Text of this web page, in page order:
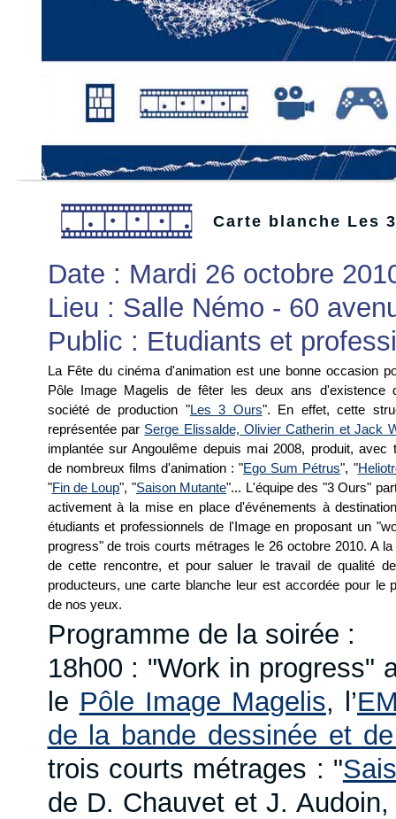
Carte blanche Les
Date : Mardi 26 octobre
Lieu : Salle Némo - 60
Public : Etudiants et
La Fête du cinéma d'animation est une bonne occasion
Pôle Image Magelis de fêter les deux ans d'existence
société de production "Les 3 Ours". En effet, cette
représentée par Serge Elissalde, Olivier Catherin et Jack
implantée sur Angoulême depuis mai 2008, produit, avec
de nombreux films d'animation : "Ego Sum Pétrus", "
"Fin de Loup", "Saison Mutante"... L'équipe des "3 Ours"
activement à la mise en place d'événements à
étudiants et professionnels de l'Image en proposant un
progress" de trois courts métrages le 26 octobre 2010. A la
de cette rencontre, et pour saluer le travail de qualité
producteurs, une carte blanche leur est accordée pour le
de nos yeux.
Programme de la soirée :
18h00 : "Work in progress"
le Pôle Image Magelis, l’
de la bande dessinée et
trois courts métrages : "
de D. Chauvet et J. Audoin,